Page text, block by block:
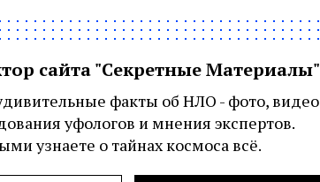
сайта "Секретные Материалы"
факты об НЛО - фото, видео
уфологов и мнения экспертов.
узнаете о тайнах космоса всё.